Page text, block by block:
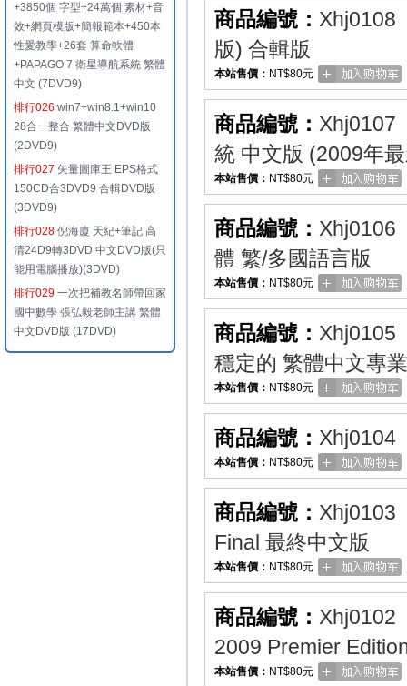
+3850個 字型+24萬個 素材+音
效+網頁模版+簡報範本+450本
性愛教學+26套 算命軟體
+PAPAGO 7 衛星導航系統 繁體
中文 (7DVD9)
排行026 win7+win8.1+win10
28合一整合 繁體中文DVD版
(2DVD9)
排行027 矢量圖庫王 EPS格式
150CD合3DVD9 合輯DVD版
(3DVD9)
排行028 倪海廈 天紀+筆記 高
清24D9轉3DVD 中文DVD版(只
能用電腦播放)(3DVD)
排行029 一次把補教名師帶回家
國中數學 張弘毅老師主講 繁體
中文DVD版 (17DVD)
商品編號： Xhj0108
版) 合輯版
本站售價： NT$80元
商品編號： Xhj0107
統 中文版 (2009年
本站售價： NT$80元
商品編號： Xhj0106
體 繁/多國語言版
本站售價： NT$80元
商品編號： Xhj0105
穩定的 繁體中文專
本站售價： NT$80元
商品編號： Xhj0104
本站售價： NT$80元
商品編號： Xhj0103
Final 最終中文版
本站售價： NT$80元
商品編號： Xhj0102
2009 Premier
本站售價： NT$80元